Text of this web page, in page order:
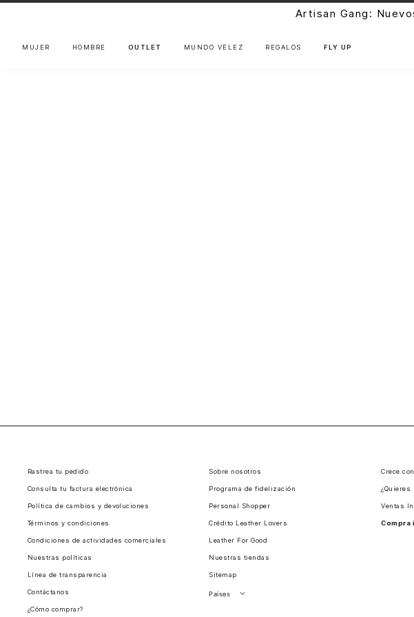
Artisan Gang:
MUJER HOMBRE OUTLET MUNDO VÉLEZ REGALOS FLY UP
Rastrea tu pedido
Consulta tu factura electrónica
Política de cambios y devoluciones
Términos y condiciones
Condiciones de actividades comerciales
Nuestras políticas
Línea de transparencia
Contáctanos
¿Cómo comprar?
Sobre nosotros
Programa de fidelización
Personal Shopper
Crédito Leather Lovers
Leather For Good
Nuestras tiendas
Sitemap
Países
Crece
Ventas
Compra